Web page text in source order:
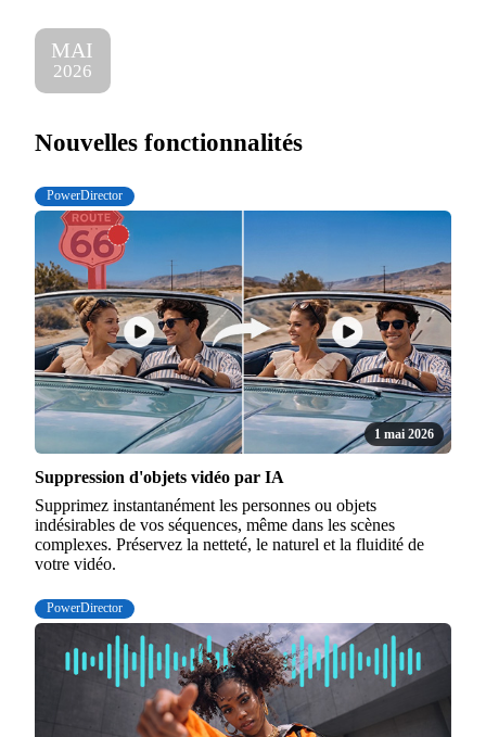
MAI
2026
Nouvelles fonctionnalités
PowerDirector
1 mai 2026
Suppression d'objets vidéo par IA
Supprimez instantanément les personnes ou objets
indésirables de vos séquences, même dans les scènes
complexes. Préservez la netteté, le naturel et la fluidité de
votre vidéo.
PowerDirector